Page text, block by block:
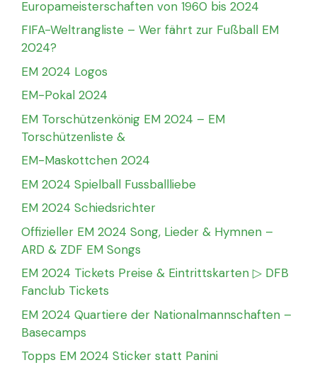
Europameisterschaften von 1960 bis 2024
FIFA-Weltrangliste – Wer fährt zur Fußball EM
2024?
EM 2024 Logos
EM-Pokal 2024
EM Torschützenkönig EM 2024 – EM
Torschützenliste &
EM-Maskottchen 2024
EM 2024 Spielball Fussballliebe
EM 2024 Schiedsrichter
Offizieller EM 2024 Song, Lieder & Hymnen –
ARD & ZDF EM Songs
EM 2024 Tickets Preise & Eintrittskarten ▷ DFB
Fanclub Tickets
EM 2024 Quartiere der Nationalmannschaften –
Basecamps
Topps EM 2024 Sticker statt Panini